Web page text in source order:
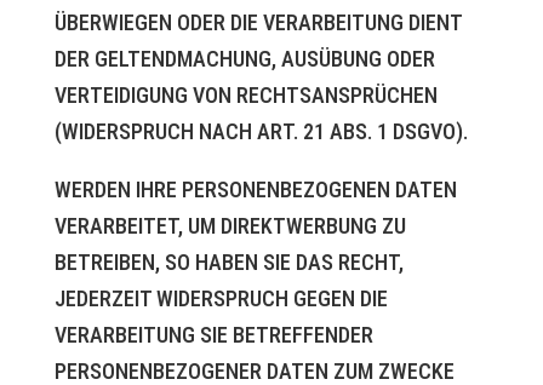
ÜBERWIEGEN ODER DIE VERARBEITUNG DIENT
DER GELTENDMACHUNG, AUSÜBUNG ODER
VERTEIDIGUNG VON RECHTSANSPRÜCHEN
(WIDERSPRUCH NACH ART. 21 ABS. 1 DSGVO).
WERDEN IHRE PERSONENBEZOGENEN DATEN
VERARBEITET, UM DIREKTWERBUNG ZU
BETREIBEN, SO HABEN SIE DAS RECHT,
JEDERZEIT WIDERSPRUCH GEGEN DIE
VERARBEITUNG SIE BETREFFENDER
PERSONENBEZOGENER DATEN ZUM ZWECKE